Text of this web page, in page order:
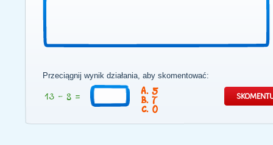
Przeciągnij wynik działania, aby skomentować:
5
7
0